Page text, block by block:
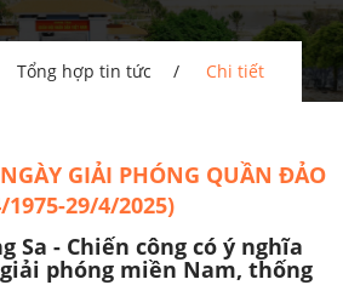
Tổng hợp tin tức Chi tiết
GIẢI PHÓNG QUẦN ĐẢO
1975-29/4/2025)
Sa - Chiến công có ý nghĩa
phóng miền Nam, thống